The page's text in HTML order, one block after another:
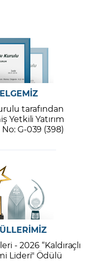
tarafından
Yetkili Yatırım
G-039 (398)
- 2026 “Kaldıraçlı
Lideri" Ödülü